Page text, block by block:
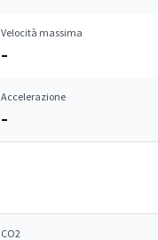
Velocità massima
–
Accelerazione
–
CO2